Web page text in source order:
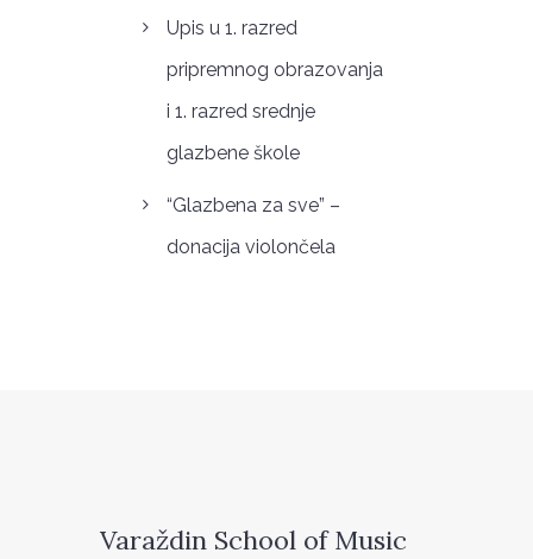
Upis u 1. razred
pripremnog obrazovanja
i 1. razred srednje
glazbene škole
“Glazbena za sve” –
donacija violončela
Varaždin School of Music